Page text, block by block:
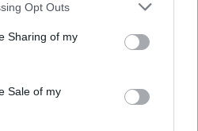
en cuenta que algún
usted tiene el derecho de
Sus preferencias se aplicarán
de nuevo en este sitio web o
privacidad.
Opt Outs
Sharing of my
Sale of my